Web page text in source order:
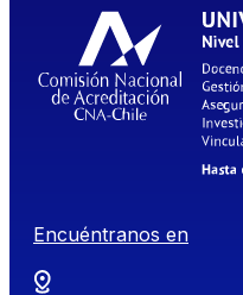
Encuéntranos en